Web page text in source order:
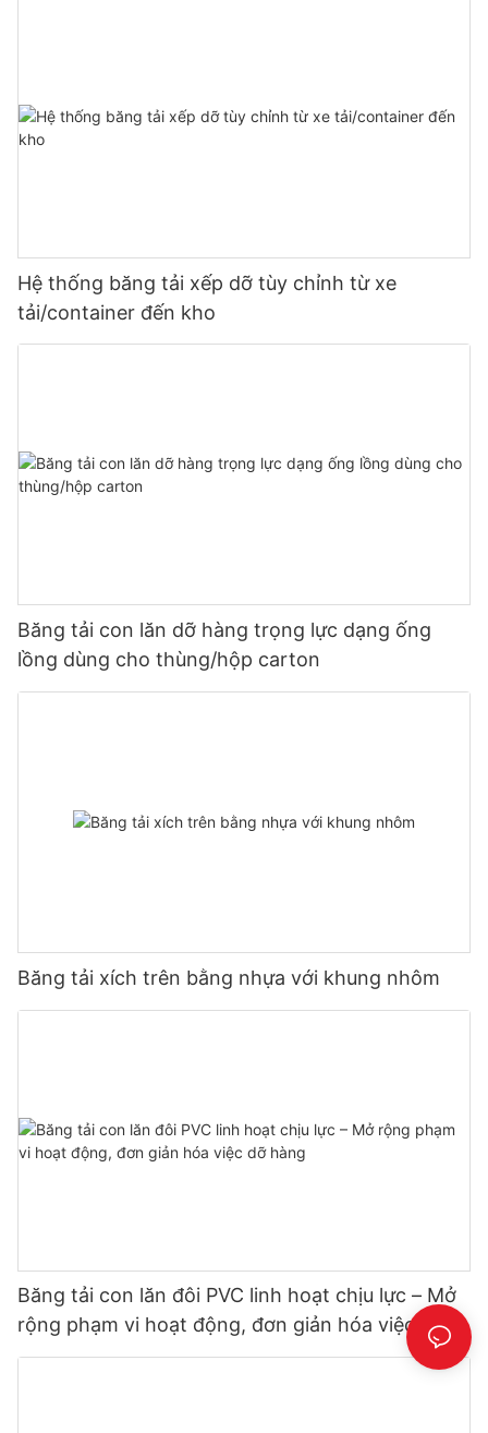
Hệ thống băng tải xếp dỡ tùy chỉnh từ xe
tải/container đến kho
Băng tải con lăn dỡ hàng trọng lực dạng ống
lồng dùng cho thùng/hộp carton
Băng tải xích trên bằng nhựa với khung nhôm
Băng tải con lăn đôi PVC linh hoạt chịu lực – Mở
rộng phạm vi hoạt động, đơn giản hóa việc dỡ
hàng